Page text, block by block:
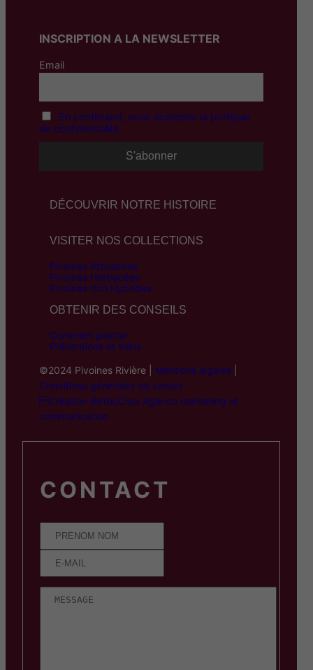
INSCRIPTION A LA NEWSLETTER
Email
En continuant, vous acceptez la politique
de confidentialité
DÉCOUVRIR NOTRE HISTOIRE
VISITER NOS COLLECTIONS
Pivoines Arbustives
Pivoines Herbacées
Pivoines Itoh Hybrides
OBTENIR DES CONSEILS
Comment planter
Préventions et soins
©2024 Pivoines Rivière | Mentions légales
Conditions générales de ventes
Création BeYouCrea Agence marketing et
communication
CONTACT